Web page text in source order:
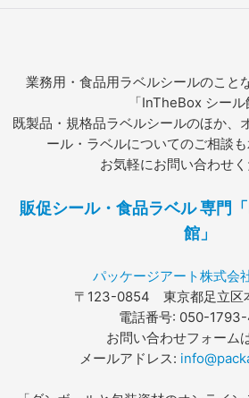
業務用・食品用ラベルシールのこと
「InTheBox シール
既製品・規格品ラベルシールのほか、
ール・ラベルについてのご相談も
お気軽にお問い合わせく
販促シール・食品ラベル 専門
館」
パッケージアート株式会
〒123-0854 東京都足立区
電話番号: 050-
お問い合わせフォーム
メールアドレス: